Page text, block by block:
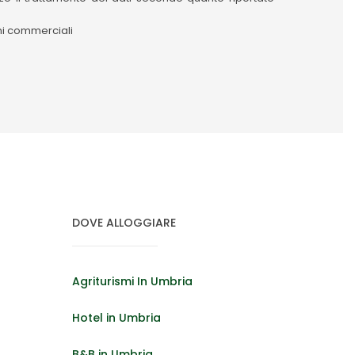
commerciali
DOVE ALLOGGIARE
Agriturismi In Umbria
Hotel in Umbria